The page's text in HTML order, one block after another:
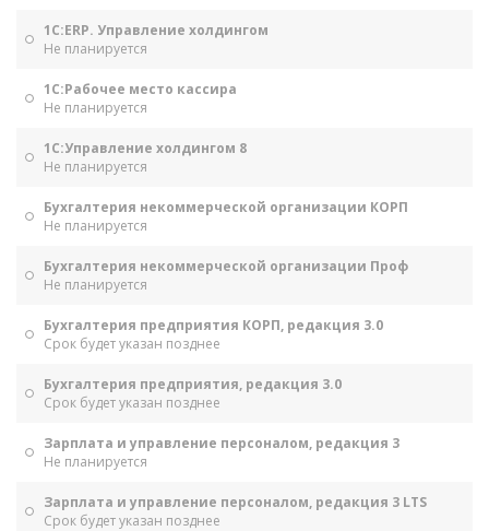
1С:ERP. Управление холдингом
Не планируется
1С:Рабочее место кассира
Не планируется
1С:Управление холдингом 8
Не планируется
Бухгалтерия некоммерческой организации КОРП
Не планируется
Бухгалтерия некоммерческой организации Проф
Не планируется
Бухгалтерия предприятия КОРП, редакция 3.0
Срок будет указан позднее
Бухгалтерия предприятия, редакция 3.0
Срок будет указан позднее
Зарплата и управление персоналом, редакция 3
Не планируется
Зарплата и управление персоналом, редакция 3 LTS
Срок будет указан позднее